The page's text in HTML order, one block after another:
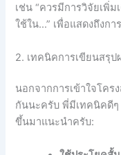
เช่น “ควรมีการวิจัยเพิ่
ใช้ใน…” เพื่อแสดงถึงก
2. เทคนิคการเขียนสรุ
นอกจากการเข้าใจโค
กันนะครับ พี่มีเทคนิคดีๆ
ขึ้นมาแนะนำครับ: